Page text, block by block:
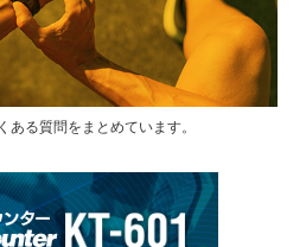
る質問をまとめています。